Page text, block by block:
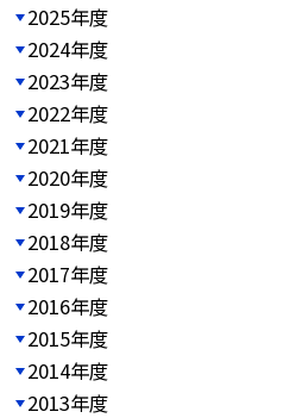
2025年度
2024年度
2023年度
2022年度
2021年度
2020年度
2019年度
2018年度
2017年度
2016年度
2015年度
2014年度
2013年度